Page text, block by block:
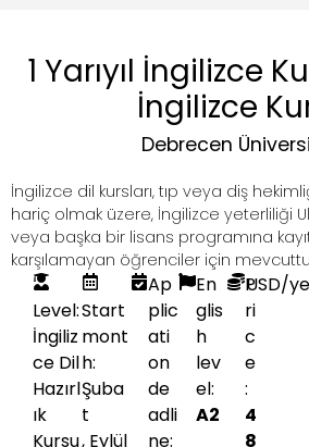
1 Yarıyıl İngilizce
İngilizce
Debrecen
İngilizce dil kursları, tıp veya diş
hariç olmak üzere, İngilizce yeterliliği
veya başka bir lisans programına
karşılamayan öğrenciler için
Level:
İngiliz
ce Dil
Hazırl
ık
Kursu
Start
mont
h:
Şuba
t
, Eylül
Ap
plic
ati
on
de
adli
ne:
En
glis
h
lev
el:
A2
P
ri
c
e
:
4
8
USD/